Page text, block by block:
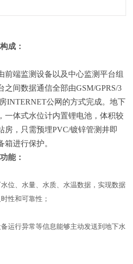
成：
前端监测设备以及中心监测平台组
之间数据通信全部由GSM/GPRS/3
INTERNET公网的方式完成。地下
一体式水位计内置锂电池，体积较
房，只需预埋PVC/镀锌管测井即
箱进行保护。
能：
位、水量、水质、水温数据，实现数据
性和可靠性；
运行异常等信息能够主动发送到地下水